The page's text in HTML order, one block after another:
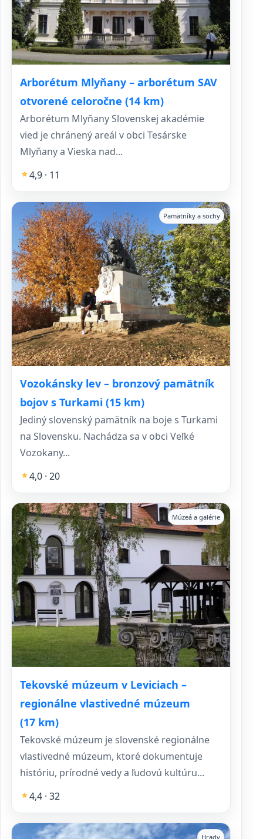
Arborétum Mlyňany – arborétum SAV
otvorené celoročne (14 km)
Arborétum Mlyňany Slovenskej akadémie
vied je chránený areál v obci Tesárske
Mlyňany a Vieska nad...
4,9 · 11
Vozokánsky lev – bronzový pamätník
bojov s Turkami (15 km)
Pamätníky a sochy
Jediný slovenský pamätník na boje s Turkami
na Slovensku. Nachádza sa v obci Veľké
Vozokany...
4,0 · 20
Tekovské múzeum v Leviciach –
regionálne vlastivedné múzeum
(17 km)
Múzeá a galérie
Tekovské múzeum je slovenské regionálne
vlastivedné múzeum, ktoré dokumentuje
históriu, prírodné vedy a ľudovú kultúru...
4,4 · 32
Hrady